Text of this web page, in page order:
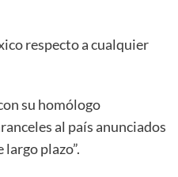
respecto a cualquier
su homólogo
al país anunciados
plazo”.